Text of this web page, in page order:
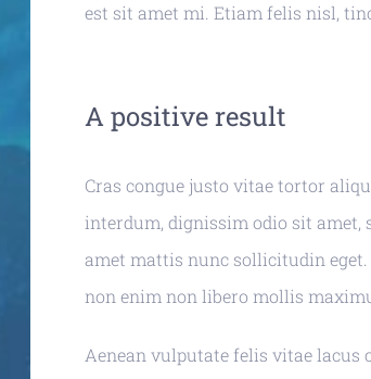
est sit amet mi. Etiam felis nisl,
A positive result
Cras congue justo vitae tortor
interdum, dignissim odio sit amet,
amet mattis nunc sollicitudin
non enim non libero mollis
Aenean vulputate felis vitae lacus